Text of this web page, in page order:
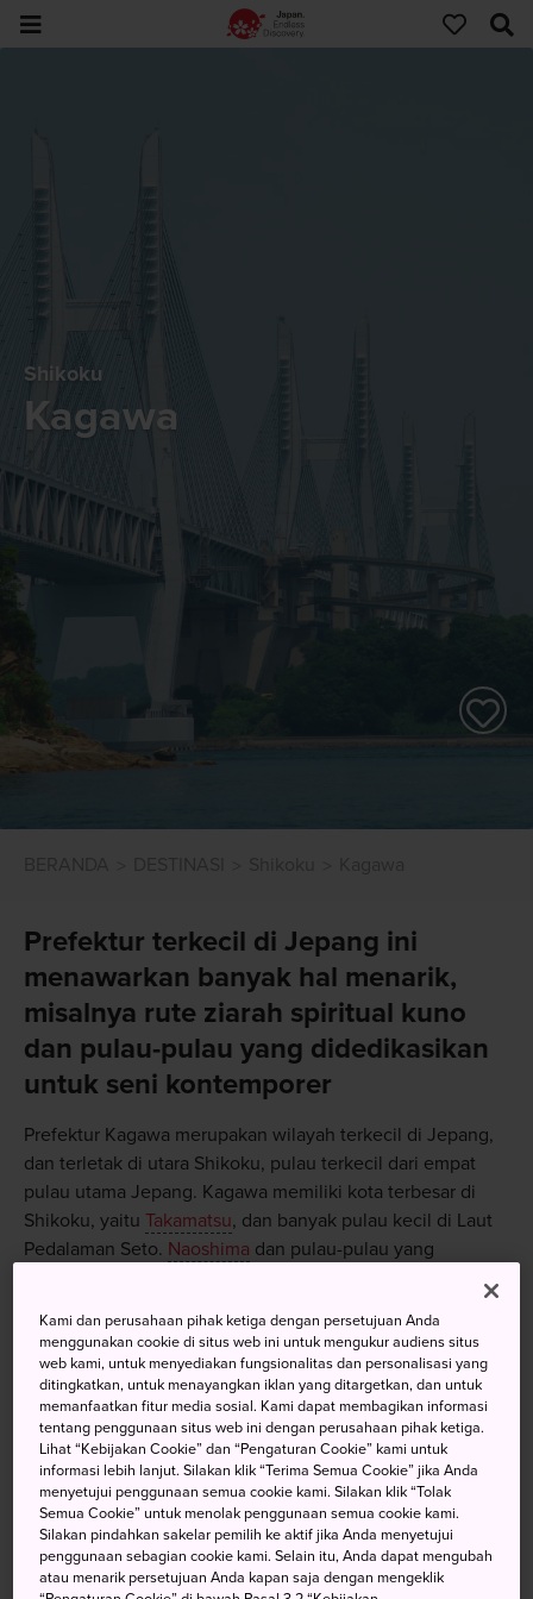
Shikoku
Kagawa
Prefektur terkecil di Jepang ini
menawarkan banyak hal menarik,
misalnya rute ziarah spiritual kuno
dan pulau-pulau yang didedikasikan
untuk seni kontemporer
Prefektur Kagawa merupakan wilayah terkecil di Jepang,
dan terletak di utara Shikoku, pulau terkecil dari empat
pulau utama Jepang. Kagawa memiliki kota terbesar di
Shikoku, yaitu Takamatsu, dan banyak pulau kecil di Laut
Pedalaman Seto. Naoshima dan pulau-pulau yang
museum seni modern yang terkenal di dunia internasional,
sementara Shodoshima terkenal karena produksi zaitun
dan Jalan Malaikat (Angel Road). Prefektur Kagawa
mungkin paling terkenal karena udon, karena banyaknya
toko mi yang ada di prefektur ini.
Menuju lokasi
Kagawa dapat dijangkau dengan mudah dari beberapa
kota besar Jepang. Tokyo, Osaka, Kyoto, dan Hiroshima
Kami dan perusahaan pihak ketiga dengan persetujuan Anda
menggunakan cookie di situs web ini untuk mengukur audiens situs
web kami, untuk menyediakan fungsionalitas dan personalisasi yang
ditingkatkan, untuk menayangkan iklan yang ditargetkan, dan untuk
memanfaatkan fitur media sosial. Kami dapat membagikan informasi
tentang penggunaan situs web ini dengan perusahaan pihak ketiga.
Lihat “Kebijakan Cookie” dan “Pengaturan Cookie” kami untuk
informasi lebih lanjut. Silakan klik “Terima Semua Cookie” jika Anda
menyetujui penggunaan semua cookie kami. Silakan klik “Tolak
Semua Cookie” untuk menolak penggunaan semua cookie kami.
Silakan pindahkan sakelar pemilih ke aktif jika Anda menyetujui
penggunaan sebagian cookie kami. Selain itu, Anda dapat mengubah
atau menarik persetujuan Anda kapan saja dengan mengeklik